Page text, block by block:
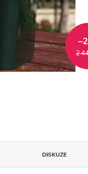
2
DISKUZE